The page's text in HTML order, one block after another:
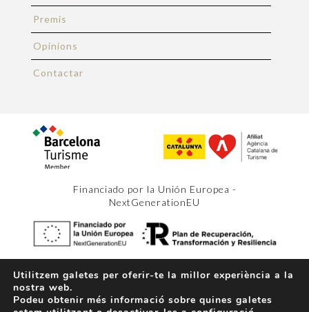
Premis
Opinions
Contactar
Financiado por la Unión Europea -
NextGenerationEU
Copyright 2026 Barcelona Holiday.Avís legal.
Termes i condicions
d'us de cookies .Disseny webxSpace Bits
Utilitzem galetes per oferir-te la millor experiència a la
nostra web.
Podeu obtenir més informació sobre quines galetes